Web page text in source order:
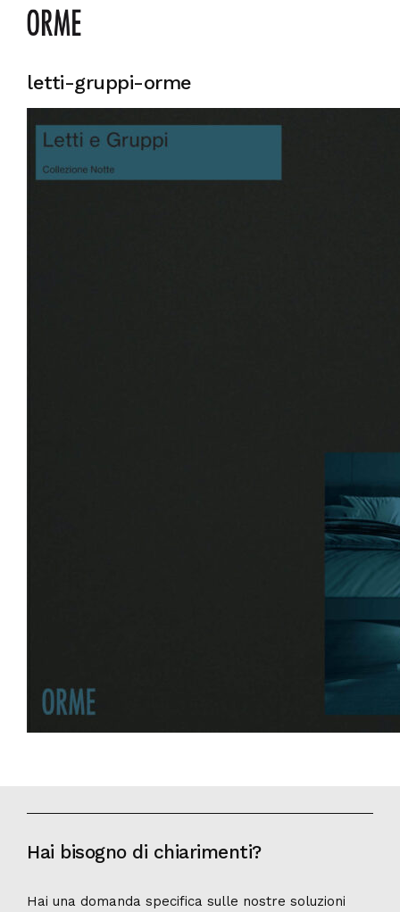
letti-gruppi-orme
Hai bisogno di chiarimenti?
Hai una domanda specifica sulle nostre soluzioni